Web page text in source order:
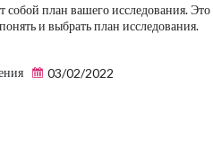
собой план вашего исследования. Это
и выбрать план исследования.
03/02/2022